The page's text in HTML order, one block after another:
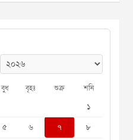
বুধ বৃহঃ শুক্র শনি
১
৫ ৬ ৭
৮